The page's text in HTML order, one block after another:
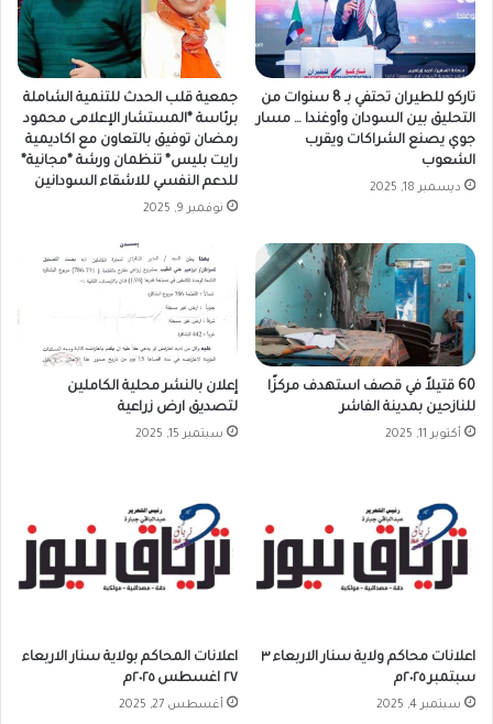
تاركو للطيران تحتفي بـ 8 سنوات من
التحليق بين السودان وأوغندا … مسار
جوي يصنع الشراكات ويقرب
الشعوب
ديسمبر 18, 2025
جمعية قلب الحدث للتنمية الشاملة
برئاسة *المستشار الإعلامى محمود
رمضان توفيق بالتعاون مع اكاديمية
رايت بليس* تنظمان ورشة *مجانية*
للدعم النفسي للاشقاء السودانين
نوفمبر 9, 2025
60 قتيلاً في قصف استهدف مركزًا
للنازحين بمدينة الفاشر
أكتوبر 11, 2025
إعلان بالنشر محلية الكاملين
لتصديق ارض زراعية
سبتمبر 15, 2025
اعلانات محاكم ولاية سنار الاربعاء ٣
سبتمبر ٢٠٢٥م
سبتمبر 4, 2025
اعلانات المحاكم بولاية سنار الاربعاء
٢٧ اغسطس ٢٠٢٥م
أغسطس 27, 2025